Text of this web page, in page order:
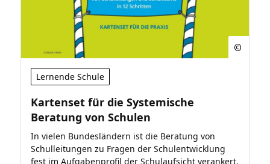
Lernende Schule
Kartenset für die Systemische
Beratung von Schulen
In vielen Bundesländern ist die Beratung von
Schulleitungen zu Fragen der Schulentwicklung
fest im Aufgabenprofil der Schulaufsicht verankert.